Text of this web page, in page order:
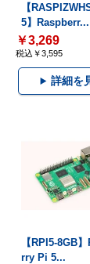
【
5】Raspberr...
￥3,269
税込￥3,595
詳細を
【RPI5-8GB
rry Pi 5...